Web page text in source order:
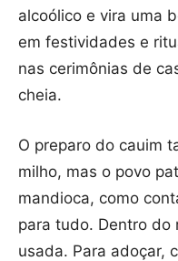
alcoólico e vira uma
em festividades e
nas cerimônias de
cheia.
O preparo do cauim
milho, mas o povo
mandioca, como
para tudo. Dentro do
usada. Para adoçar,